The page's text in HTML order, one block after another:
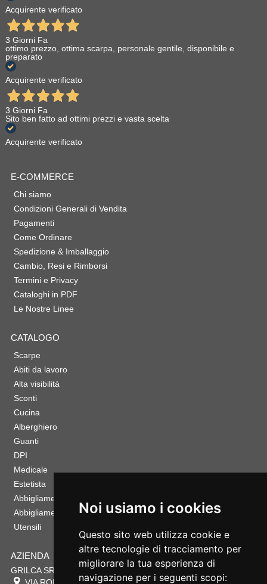
Noi usiamo i cookies
Questo sito web utilizza cookie e
altre tecnologie di tracciamento per
migliorare la tua esperienza di
navigazione per i seguenti scopi:
Acquirente verificato
3 Giorni Fa
ottimo prezzo, ottima scarpa, personale gentile, disponibile e
preparato
Acquirente verificato
3 Giorni Fa
Sito ben fatto ad ottimi prezzi e vasta scelta
Acquirente verificato
E-COMMERCE
Chi siamo
Condizioni Generali di Vendita
Pagamenti
Come Ordinare
Spedizione & Imballaggio
Cambio, Resi e Rimborsi
Termini e Privacy
Cataloghi in PDF
Le Nostre Linee
CATALOGO
Scarpe
Abiti da lavoro
Alta visibilità
Sconti
Cucina
Alberghiero
Guanti
DPI
Medicale
Estetista
Abbigliamento Sportivo
Abbigliamento Bambino
Utensili
AZIENDA
GRILCA SRL